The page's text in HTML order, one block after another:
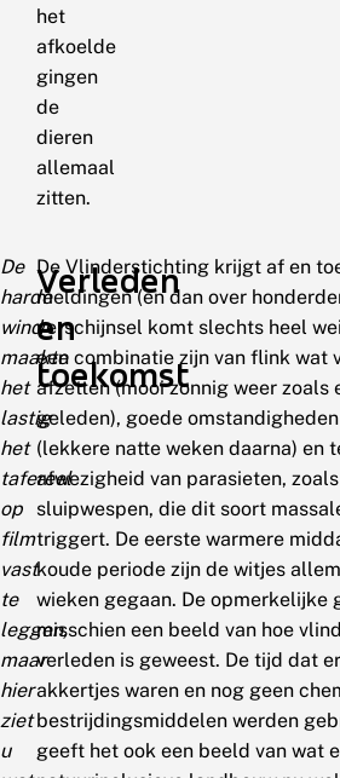
het
afkoelde
gingen
de
dieren
allemaal
zitten.
De
harde
wind
maakte
het
lastig
het
tafereel
op
film
vast
te
leggen,
maar
hier
ziet
u
Verleden
en
toekomst
De Vlinderstichting krijgt af en
meldingen (en dan over
verschijnsel komt slechts heel
een combinatie zijn van flink wat
afzetten (mooi zonnig weer zoals
geleden), goede
(lekkere natte weken daarna) en
afwezigheid van parasieten,
sluipwespen, die dit soort
triggert. De eerste warmere
koude periode zijn de witjes
wieken gegaan. De opmerkelijke
misschien een beeld van hoe
verleden is geweest. De tijd dat
akkertjes waren en nog geen
bestrijdingsmiddelen werden
geeft het ook een beeld van wat